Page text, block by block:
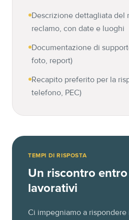
Descrizione dettagliata del
reclamo, con date e luoghi
Documentazione di
foto, report)
Recapito preferito per la
telefono, PEC)
TEMPI DI RISPOSTA
Un riscontro
lavorativi
Ci impegniamo a